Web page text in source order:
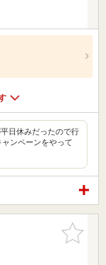
日休みだったので行
ンペーンをやって
お気に入
りに追加